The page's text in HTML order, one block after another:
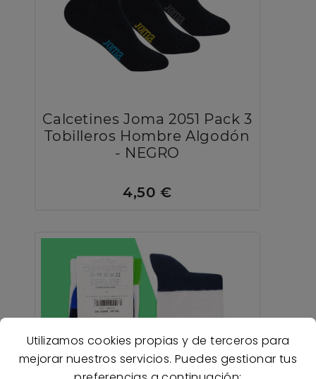
Utilizamos cookies propias y de terceros para
mejorar nuestros servicios. Puedes gestionar tus
Calcetines Joma 2051 Pack 3
Tobilleros Hombre Algodón
- NEGRO
4,50 €